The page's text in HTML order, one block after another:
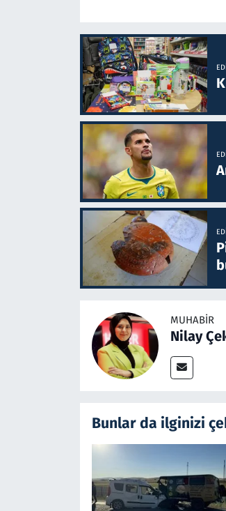
MUHABIR
Nilay
Bunlar da ilginizi